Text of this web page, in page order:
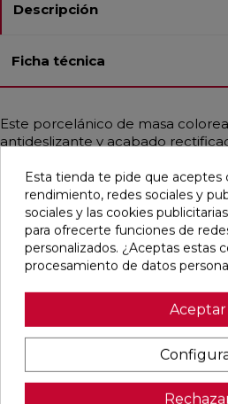
Descripción
Ficha técnica
Este porcelánico de masa
antideslizante y acabado
comerciales. Es resistente a la
estilo contemporáneo e
mediterráneo, emula el cemento
perla.
Pensamos que te
favorite
Esta tienda te pide que aceptes
rendimiento, redes sociales y
sociales y las cookies
para ofrecerte funciones de
personalizados. ¿Aceptas estas
procesamiento de datos
Aceptar